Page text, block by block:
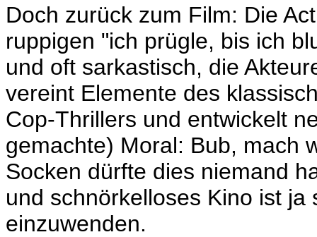
Doch zurück zum Film: Die
ruppigen "ich prügle, bis ich
und oft sarkastisch, die
vereint Elemente des
Cop-Thrillers und entwickelt
gemachte) Moral: Bub, mach
Socken dürfte dies niemand
und schnörkelloses Kino ist ja
einzuwenden.